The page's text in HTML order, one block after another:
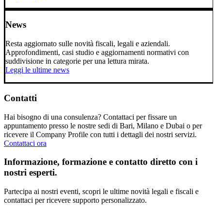
News
Resta aggiornato sulle novità fiscali, legali e aziendali.
Approfondimenti, casi studio e aggiornamenti normativi con
suddivisione in categorie per una lettura mirata.
Leggi le ultime news
Contatti
Hai bisogno di una consulenza? Contattaci per fissare un
appuntamento presso le nostre sedi di Bari, Milano e Dubai o per
ricevere il Company Profile con tutti i dettagli dei nostri servizi.
Contattaci ora
Informazione, formazione e contatto diretto con i
nostri esperti.
Partecipa ai nostri eventi, scopri le ultime novità legali e fiscali e
contattaci per ricevere supporto personalizzato.